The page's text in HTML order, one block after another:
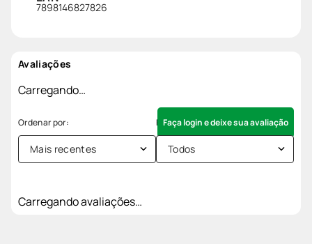
7898146827826
Avaliações
Carregando…
Faça login e deixe sua avaliação
Mais recentes Todos
Carregando avaliações…